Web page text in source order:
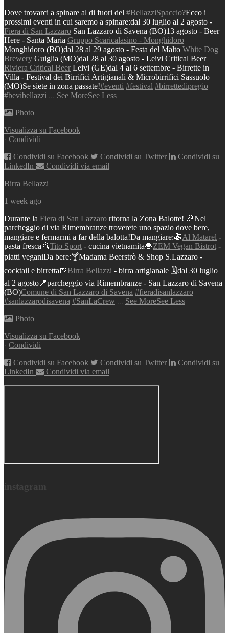
Dove trovarci a spinare al di fuori del #BellazziSpaccio?Ecco i
prossimi eventi in cui saremo a spinare:dal 30 luglio al 2 agosto -
Fiera di San Lazzaro San Lazzaro di Savena (BO)13 agosto - Beer
Here - Santa Maria Gruppo Scaricalasino - Monghidoro
Monghidoro (BO)dal 28 al 29 agosto - Festa del Malto White Dog
Brewery Guiglia (MO)dal 28 al 30 agosto - Leivi Critical Beer
Riviera Critical Beer Leivi (GE)dal 4 al 6 settembre - Birrette in
Villa - Festival dei Birrifici Artigianali & Microbirrifici Sassuolo
(MO)Se siete in zona passate!#eventi #festival #birrettedipregio
#bevibellazzi
See MoreSee Less
Photo
Visualizza su Facebook
Condividi
Condividi su Facebook
Condividi su Twitter
Condividi su
LinkedIn
Condividi via email
Birra Bellazzi
1 week ago
Durante la Fiera di San Lazzaro ritorna la Zona Balotte! 🎉Nel
parcheggio di via Rimembranze troverete uno spazio dove bere,
mangiare e fermarmi a far della balotta!Da mangiare:🍝Al Matarel -
pasta fresca🥟Tito Sport - cucina vietnamita🧆ZEM Vegan Bistrot -
piatti veganiDa bere:🍸Madama Beerstrò & Shop S.Lazzaro -
cocktail e birretta🍺Birra Bellazzi - birra artigianale 🗓️dal 30 luglio
al 2 agosto 📍parcheggio via Rimembranze - San Lazzaro di Savena
(BO)Comune di San Lazzaro di Savena #fieradisanlazzaro
#sanlazzarodisavena #SanLaCrew See MoreSee Less
Photo
Visualizza su Facebook
Condividi
Condividi su Facebook
Condividi su Twitter
Condividi su
LinkedIn
Condividi via email
instagram